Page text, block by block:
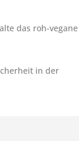
das roh-vegane
in der